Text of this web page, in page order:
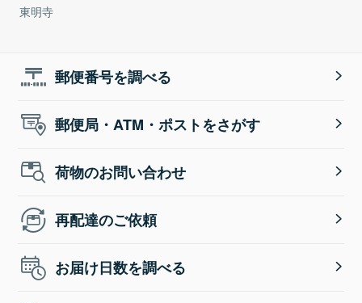
東明寺
郵便番号を調べる
郵便局・ATM・ポストをさがす
荷物のお問い合わせ
再配達のご依頼
お届け日数を調べる